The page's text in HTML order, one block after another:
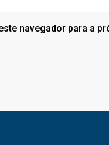
navegador para a